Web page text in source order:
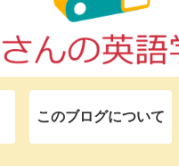
このブログについて